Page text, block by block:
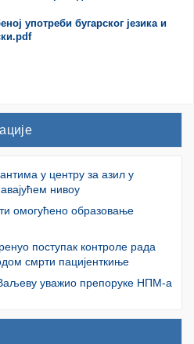
употреби бугарског језика и
у центру за азил у
нивоу
омогућено образовање
поступак контроле рада
смрти пацијенткиње
уважио препоруке НПМ-а